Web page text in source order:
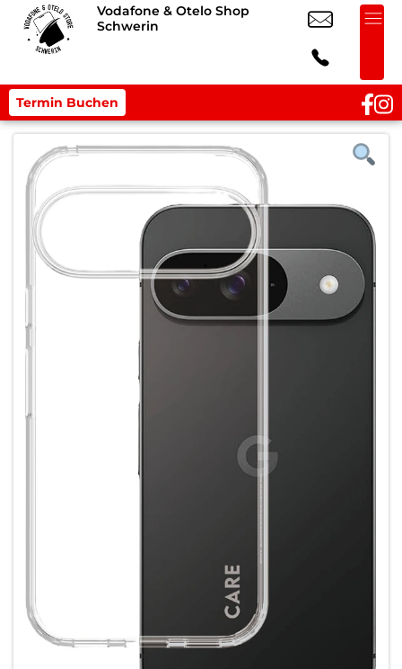
Vodafone & Otelo Shop
Schwerin
Termin Buchen